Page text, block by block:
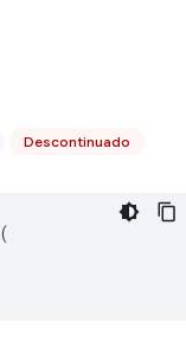
Descontinuado
(